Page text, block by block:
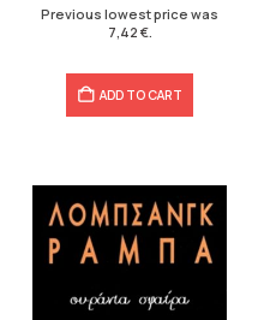
Previous lowest price was
7,42 €.
ADD TO CART